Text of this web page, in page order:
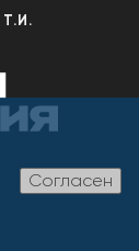
Согласен